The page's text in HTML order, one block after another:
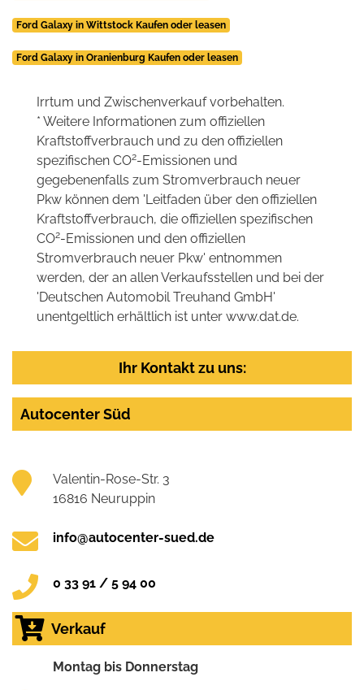
Ford Galaxy in Wittstock Kaufen oder leasen
Ford Galaxy in Oranienburg Kaufen oder leasen
Irrtum und Zwischenverkauf vorbehalten.
* Weitere Informationen zum offiziellen
Kraftstoffverbrauch und zu den offiziellen
spezifischen CO2-Emissionen und
gegebenenfalls zum Stromverbrauch neuer
Pkw können dem 'Leitfaden über den offiziellen
Kraftstoffverbrauch, die offiziellen spezifischen
CO2-Emissionen und den offiziellen
Stromverbrauch neuer Pkw' entnommen
werden, der an allen Verkaufsstellen und bei der
'Deutschen Automobil Treuhand GmbH'
unentgeltlich erhältlich ist unter www.dat.de.
Ihr Kontakt zu uns:
Autocenter Süd
Valentin-Rose-Str. 3
16816 Neuruppin
info@autocenter-sued.de
0 33 91 / 5 94 00
Verkauf
Montag bis Donnerstag